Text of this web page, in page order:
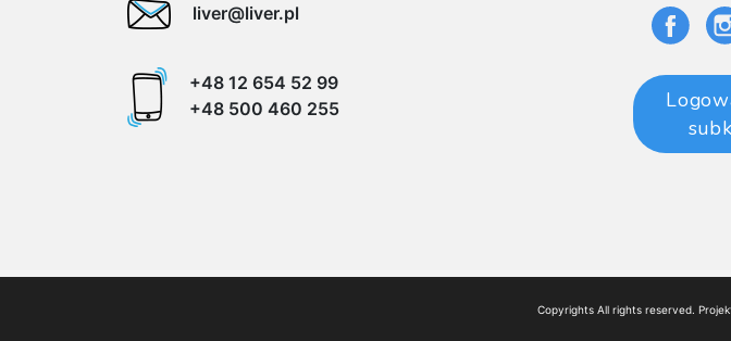
liver@liver.pl
+48 12 654 52 99
+48 500 460 255
Copyrights All rights reserved.